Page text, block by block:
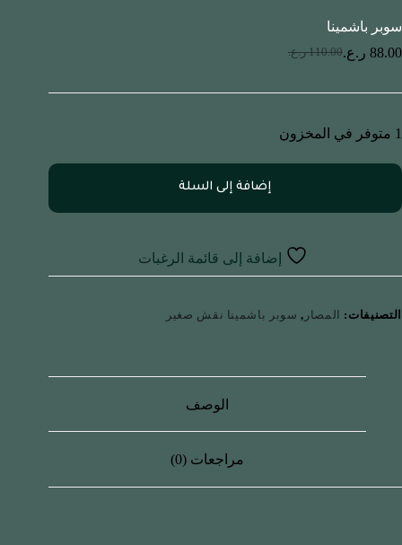
سوبر باشمينا
110.00 ر.ع. 88.00 ر.ع.
1 متوفر في المخزون
إضافة إلى السلة
إضافة إلى قائمة الرغبات
التصنيفات: المصار , سوبر باشمينا نقش صغير
الوصف
مراجعات (0)